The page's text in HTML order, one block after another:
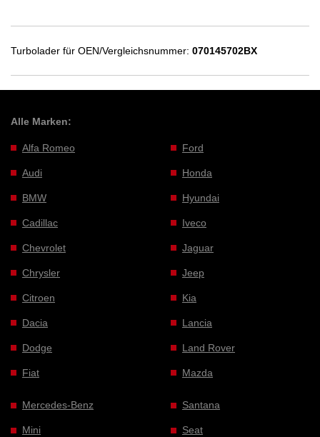
Turbolader für OEN/Vergleichsnummer: 070145702BX
Alle Marken:
Alfa Romeo
Audi
BMW
Cadillac
Chevrolet
Chrysler
Citroen
Dacia
Dodge
Fiat
Ford
Honda
Hyundai
Iveco
Jaguar
Jeep
Kia
Lancia
Land Rover
Mazda
Mercedes-Benz
Mini
Santana
Seat